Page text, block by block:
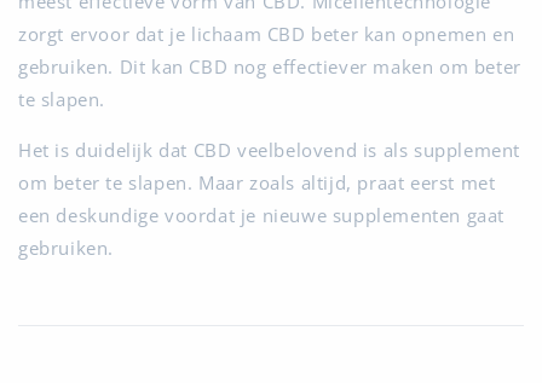
zorgt ervoor dat je lichaam CBD beter kan opnemen en
gebruiken. Dit kan CBD nog effectiever maken om beter
te slapen.
Het is duidelijk dat CBD veelbelovend is als supplement
om beter te slapen. Maar zoals altijd, praat eerst met
een deskundige voordat je nieuwe supplementen gaat
gebruiken.